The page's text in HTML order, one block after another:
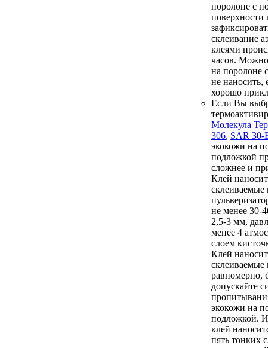
поролоне с
поверхности
склеивание
клеями
часов.
на поролоне
не наносить,
хорошо
Если Вы
Молекула
306, SAR 30-
экокожи на
подложкой
сложнее и
Клей
склеиваемые
не менее 30-
2,5-3 мм,
менее 4
слоем
Клей
склеиваемые
равномерно,
допускайте
экокожи на
подложкой.
клей
пять тонких